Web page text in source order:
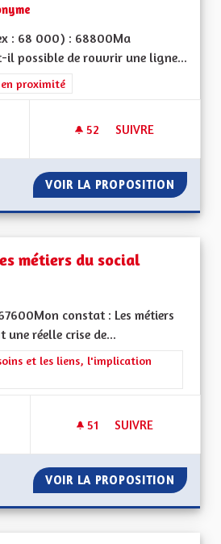
: 68 000) : 68800Ma
possible de rouvrir une ligne...
la catégorie : Les services publics en
en proximité
52 52 ABONNÉS
SUIVRE
VOIR LA PROPOSITION LIGNE
métiers du social
constat : Les métiers
réelle crise de...
la catégorie : Les solidarités, les soins
et les liens, l'implication
51 51 ABONNÉS
SUIVRE
VOIR LA PROPOSITION